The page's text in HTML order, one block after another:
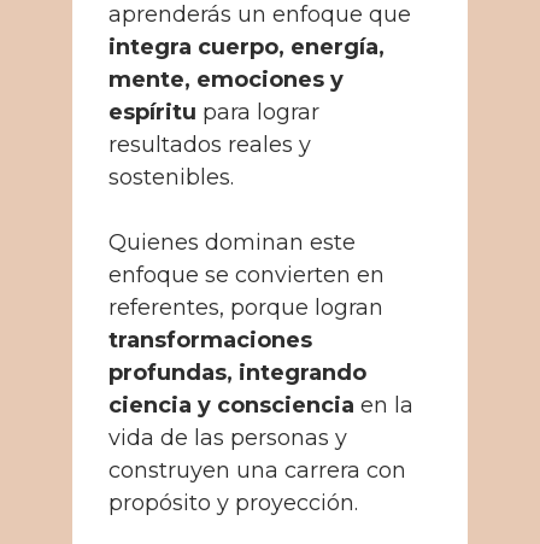
aprenderás un enfoque que
integra cuerpo, energía,
mente, emociones y
espíritu para lograr
resultados reales y
sostenibles.
Quienes dominan este
enfoque se convierten en
referentes, porque logran
transformaciones
profundas, integrando
ciencia y consciencia en la
vida de las personas y
construyen una carrera con
propósito y proyección.